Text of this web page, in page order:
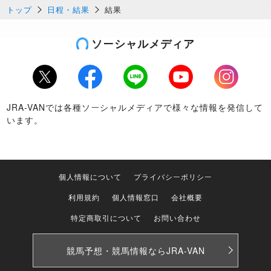
トップ 日程・結果 結果
ソーシャルメディア
Twitter Facebook LINE Youtube
Instagram
JRA-VANでは各種ソーシャルメディアで様々な情報を発信して
います。
個人情報について
プライバシーポリシー
利用規約
個人情報窓口
会社概要
特定商取引について
お問い合わせ
競馬予想・競馬情報ならJRA-VAN